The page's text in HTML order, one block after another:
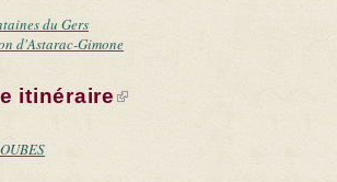
du Gers
d'Astarac-Gimone
itinéraire(link is external)